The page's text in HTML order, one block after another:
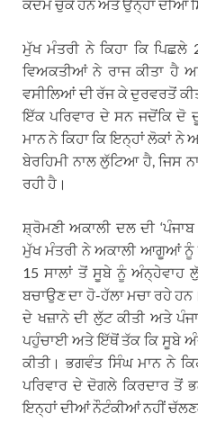
ਕਦਮ ਚੁੱਕੇ ਹਨ ਅਤੇ ਉਨ੍ਹਾਂ ਦੀਆਂ
ਮੁੱਖ ਮੰਤਰੀ ਨੇ ਕਿਹਾ ਕਿ ਪਿਛਲੇ
ਵਿਅਕਤੀਆਂ ਨੇ ਰਾਜ ਕੀਤਾ ਹੈ
ਵਸੀਲਿਆਂ ਦੀ ਰੱਜ ਕੇ ਦੁਰਵਰਤੋਂ
ਇੱਕ ਪਰਿਵਾਰ ਦੇ ਸਨ ਜਦੋਂਕਿ ਦੋ
ਮਾਨ ਨੇ ਕਿਹਾ ਕਿ ਇਨ੍ਹਾਂ ਲੋਕਾਂ
ਬੇਰਹਿਮੀ ਨਾਲ ਲੁੱਟਿਆ ਹੈ, ਜਿਸ
ਰਹੀ ਹੈ।
ਸ਼੍ਰੋਮਣੀ ਅਕਾਲੀ ਦਲ ਦੀ
ਮੁੱਖ ਮੰਤਰੀ ਨੇ ਅਕਾਲੀ ਆਗੂਆਂ ਨੂੰ
15 ਸਾਲਾਂ ਤੋਂ ਸੂਬੇ ਨੂੰ ਅੰਨ੍ਹੇਵਾਹ
ਬਚਾਉਣ ਦਾ ਹੋ-ਹੱਲਾ ਮਚਾ ਰਹੇ
ਦੇ ਖਜ਼ਾਨੇ ਦੀ ਲੁੱਟ ਕੀਤੀ ਅਤੇ
ਪਹੁੰਚਾਈ ਅਤੇ ਇੱਥੋਂ ਤੱਕ ਕਿ ਸੂਬੇ
ਕੀਤੀ। ਭਗਵੰਤ ਸਿੰਘ ਮਾਨ ਨੇ
ਪਰਿਵਾਰ ਦੇ ਦੋਗਲੇ ਕਿਰਦਾਰ ਤੋਂ
ਇਨ੍ਹਾਂ ਦੀਆਂ ਨੌਟੰਕੀਆਂ ਨਹੀਂ